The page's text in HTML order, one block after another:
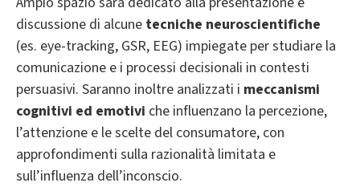
discussione di alcune tecniche neuroscientifiche
(es. eye-tracking, GSR, EEG) impiegate per studiare la
comunicazione e i processi decisionali in contesti
persuasivi. Saranno inoltre analizzati i meccanismi
cognitivi ed emotivi che influenzano la percezione,
l’attenzione e le scelte del consumatore, con
approfondimenti sulla razionalità limitata e
sull’influenza dell’inconscio.